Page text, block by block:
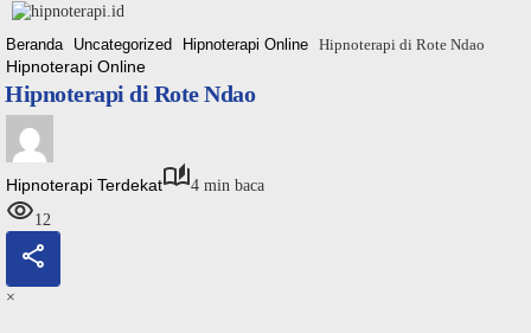
Langsung
konten
Beranda Uncategorized Hipnoterapi Online Hipnoterapi di Rote Ndao
Hipnoterapi Online
Hipnoterapi di Rote Ndao
Hipnoterapi Terdekat
4 min baca
12
×